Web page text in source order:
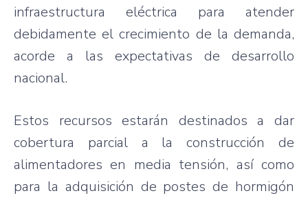
infraestructura eléctrica para atender
debidamente el crecimiento de la demanda,
acorde a las expectativas de desarrollo
nacional.
Estos recursos estarán destinados a dar
cobertura parcial a la construcción de
alimentadores en media tensión, así como
para la adquisición de postes de hormigón